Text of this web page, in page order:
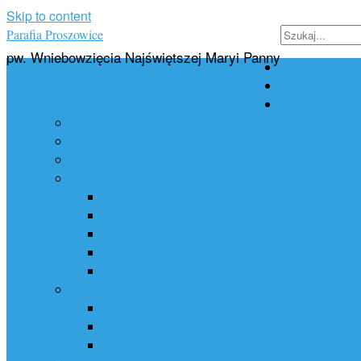
Skip to content
Parafia Proszowice
pw. Wniebowzięcia Najświętszej Maryi Panny